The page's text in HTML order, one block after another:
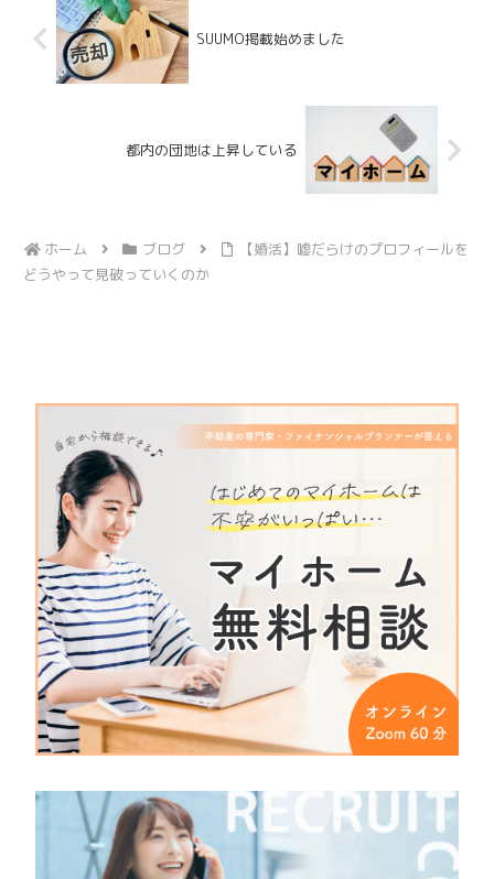
SUUMO掲載始めました
都内の団地は上昇している
ホーム ブログ
【婚活】嘘だらけのプロフィールを
どうやって見破っていくのか